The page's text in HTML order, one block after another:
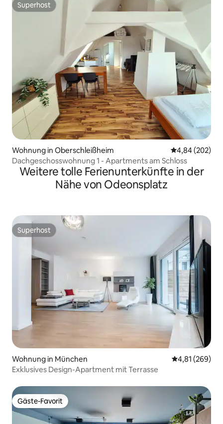
Superhost
Superhost
Wohnung in Oberschleißheim
4,84 (202)
Dachgeschosswohnung 1 - Apartments am Schloss
Weitere tolle Ferienunterkünfte in der
Nähe von Odeonsplatz
Superhost
Superhost
Wohnung in München
4,81 (269)
Exklusives Design-Apartment mit Terrasse
Gäste-Favorit
Gäste-Favorit